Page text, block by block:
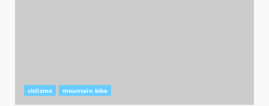
ciclismo mountain bike